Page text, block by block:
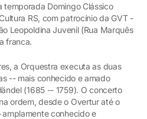
Domingo Clássico
RS, com patrocínio da GVT -
Leopoldina Juvenil (Rua Marquês
franca.
a Orquestra executa as duas
-- mais conhecido e amado
(1685 -- 1759). O concerto
ordem, desde o Overtur até o
conhecido e